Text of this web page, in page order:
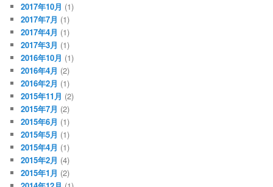
2017年10月 (1)
2017年7月 (1)
2017年4月 (1)
2017年3月 (1)
2016年10月 (1)
2016年4月 (2)
2016年2月 (1)
2015年11月 (2)
2015年7月 (2)
2015年6月 (1)
2015年5月 (1)
2015年4月 (1)
2015年2月 (4)
2015年1月 (2)